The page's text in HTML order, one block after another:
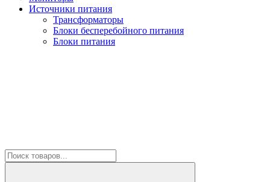
Источники питания
Трансформаторы
Блоки бесперебойного питания
Блоки питания